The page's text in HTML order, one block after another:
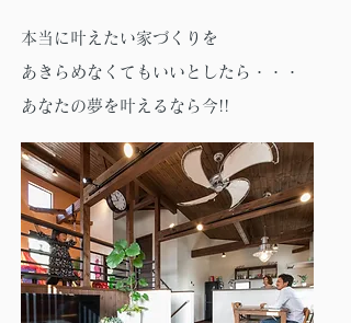
本当に叶えたい家づくりを
あきらめなくてもいいとしたら・・・
あなたの夢を叶えるなら今!!